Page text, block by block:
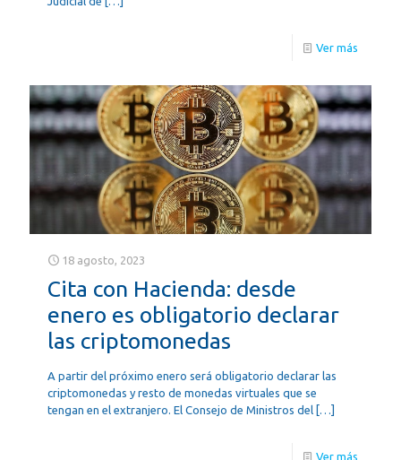
Ver más
18 agosto, 2023
Cita con Hacienda: desde
enero es obligatorio declarar
las criptomonedas
A partir del próximo enero será obligatorio declarar las
criptomonedas y resto de monedas virtuales que se
tengan en el extranjero. El Consejo de Ministros del […]
Ver más